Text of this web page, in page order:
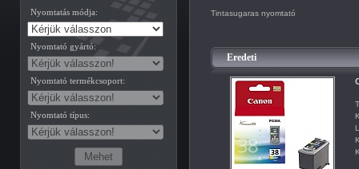
Nyomtatás módja:
Nyomtató gyártó:
Nyomtató termékcsoport:
Nyomtató típus:
Tintasugaras nyomtató
Eredeti